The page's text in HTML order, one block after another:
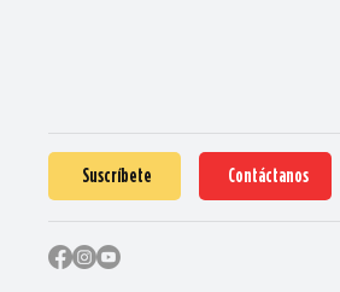
Suscríbete Contáctanos